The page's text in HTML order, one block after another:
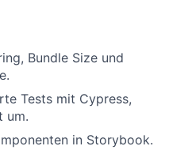
Bundle Size und
Tests mit Cypress,
um.
in Storybook.